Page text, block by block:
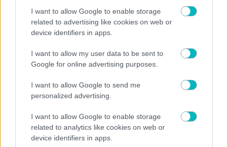
I want to allow Google to enable storage
related to advertising like cookies on web or
device identifiers in apps.
I want to allow my user data to be sent to
Google for online advertising purposes.
I want to allow Google to send me
personalized advertising.
I want to allow Google to enable storage
related to analytics like cookies on web or
device identifiers in apps.
ΑΕΚ: Στον τελικό του Παγκοσμίου με εξαιρετική
εμφάνιση ο Λιτσαρδόπουλος
ΑΕΚ: Στη γυναικεία ομάδα πινγκ πονγκ και η Αγγελική